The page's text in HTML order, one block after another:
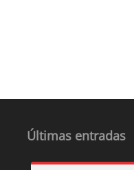
Últimas entradas